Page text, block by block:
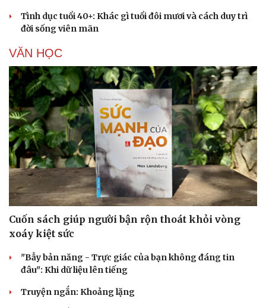
Tình dục tuổi 40+: Khác gì tuổi đôi mươi và cách duy trì
đời sống viên mãn
VĂN HỌC
Cuốn sách giúp người bận rộn thoát khỏi vòng
xoáy kiệt sức
"Bẫy bản năng - Trực giác của bạn không đáng tin
đâu": Khi dữ liệu lên tiếng
Truyện ngắn: Khoảng lặng